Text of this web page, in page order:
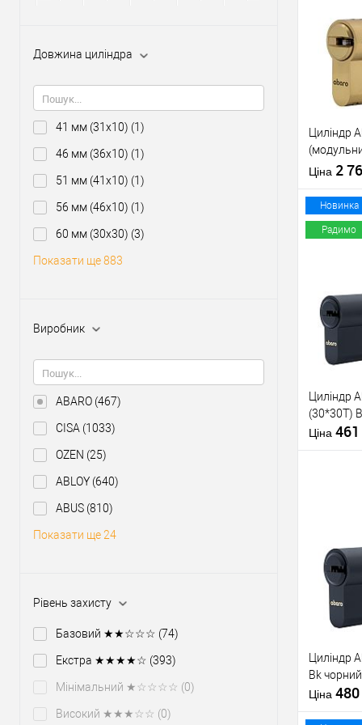
Довжина циліндра
41 мм (31x10) (1)
46 мм (36x10) (1)
51 мм (41x10) (1)
56 мм (46x10) (1)
60 мм (30x30) (3)
Показати ще 883
Виробник
ABARO (467)
CISA (1033)
OZEN (25)
ABLOY (640)
ABUS (810)
Показати ще 24
Рівень захисту
Базовий ★★☆☆☆ (74)
Екстра ★★★★☆ (393)
Мінімальний ★☆☆☆☆ (0)
Високий ★★★☆☆ (0)
У
Виробник
Рівень
Модель
серцевини
Тип товару
Тип ключа
Циліндр
латунь
Ціна 2
У
Виробник
Модель
серцевини
Тип товару
Новинка
Радимо
Циліндр
(30*30T)
Ціна 461
У
Виробник
Рівень
Модель
серцевини
Циліндр
Bk
Ціна 480